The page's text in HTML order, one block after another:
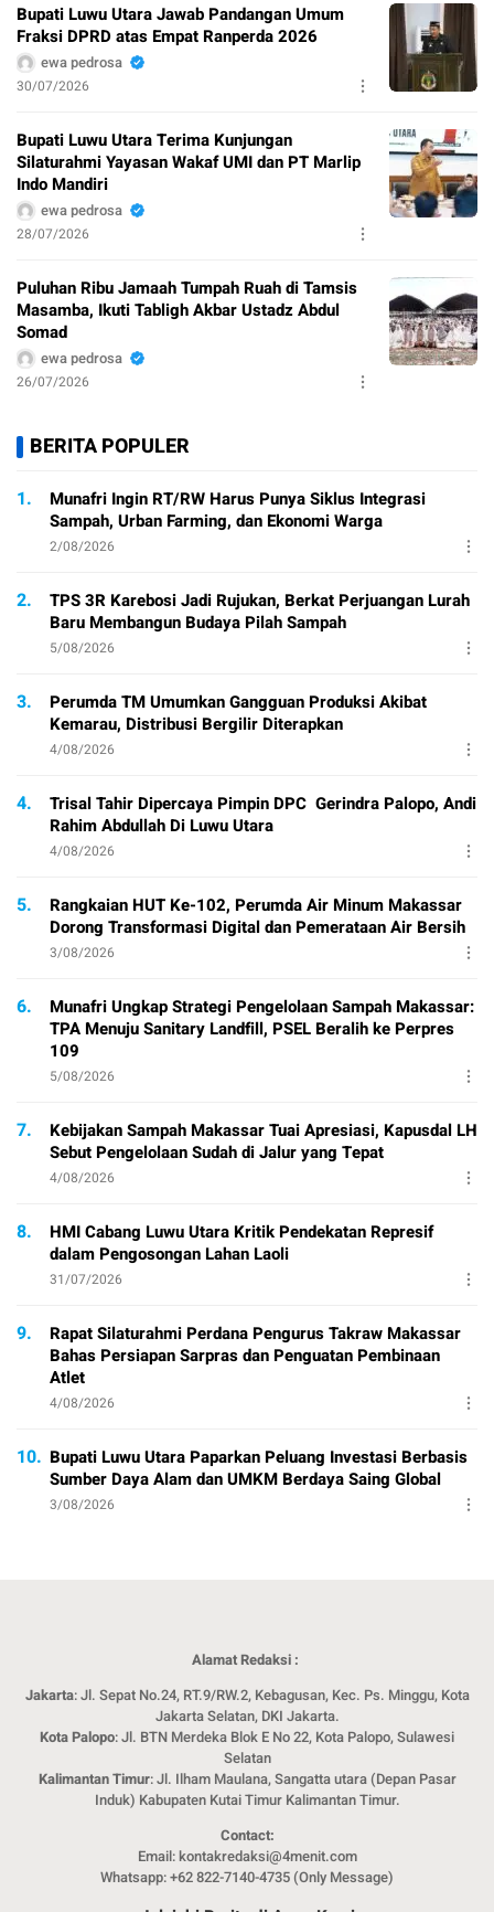
Bupati Luwu Utara Jawab Pandangan Umum
Fraksi DPRD atas Empat Ranperda 2026
ewa pedrosa
30/07/2026
Bupati Luwu Utara Terima Kunjungan
Silaturahmi Yayasan Wakaf UMI dan PT Marlip
Indo Mandiri
ewa pedrosa
28/07/2026
Puluhan Ribu Jamaah Tumpah Ruah di Tamsis
Masamba, Ikuti Tabligh Akbar Ustadz Abdul
Somad
ewa pedrosa
26/07/2026
BERITA POPULER
1.
Munafri Ingin RT/RW Harus Punya Siklus Integrasi
Sampah, Urban Farming, dan Ekonomi Warga
2/08/2026
2.
TPS 3R Karebosi Jadi Rujukan, Berkat Perjuangan Lurah
Baru Membangun Budaya Pilah Sampah
5/08/2026
3.
Perumda TM Umumkan Gangguan Produksi Akibat
Kemarau, Distribusi Bergilir Diterapkan
4/08/2026
4.
Trisal Tahir Dipercaya Pimpin DPC Gerindra Palopo, Andi
Rahim Abdullah Di Luwu Utara
4/08/2026
5.
Rangkaian HUT Ke-102, Perumda Air Minum Makassar
Dorong Transformasi Digital dan Pemerataan Air Bersih
3/08/2026
6.
Munafri Ungkap Strategi Pengelolaan Sampah Makassar:
TPA Menuju Sanitary Landfill, PSEL Beralih ke Perpres
109
5/08/2026
7.
Kebijakan Sampah Makassar Tuai Apresiasi, Kapusdal LH
Sebut Pengelolaan Sudah di Jalur yang Tepat
4/08/2026
8.
HMI Cabang Luwu Utara Kritik Pendekatan Represif
dalam Pengosongan Lahan Laoli
31/07/2026
9.
Rapat Silaturahmi Perdana Pengurus Takraw Makassar
Bahas Persiapan Sarpras dan Penguatan Pembinaan
Atlet
4/08/2026
10. Bupati Luwu Utara Paparkan Peluang Investasi Berbasis
Sumber Daya Alam dan UMKM Berdaya Saing Global
3/08/2026
Alamat Redaksi :
Jakarta: Jl. Sepat No.24, RT.9/RW.2, Kebagusan, Kec. Ps. Minggu, Kota
Jakarta Selatan, DKI Jakarta.
Kota Palopo: Jl. BTN Merdeka Blok E No 22, Kota Palopo, Sulawesi
Selatan
Kalimantan Timur: Jl. Ilham Maulana, Sangatta utara (Depan Pasar
Induk) Kabupaten Kutai Timur Kalimantan Timur.
Contact:
Email: kontakredaksi@4menit.com
Whatsapp: +62 822-7140-4735 (Only Message)